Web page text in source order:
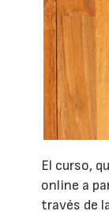
El curso,
online a
través de